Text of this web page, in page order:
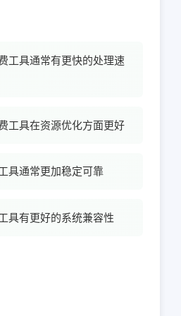
工具通常有更快的处理速
工具在资源优化方面更好
具通常更加稳定可靠
具有更好的系统兼容性